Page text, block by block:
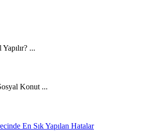
...
Konut ...